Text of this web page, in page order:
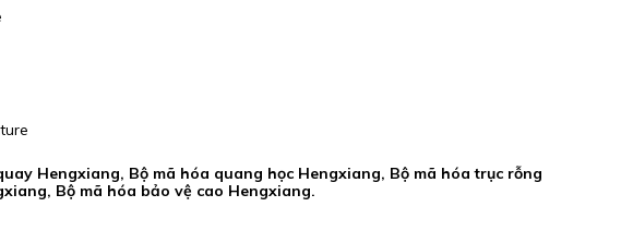
Hengxiang, Bộ mã hóa quang học Hengxiang, Bộ mã hóa trục rỗng
Bộ mã hóa bảo vệ cao Hengxiang.